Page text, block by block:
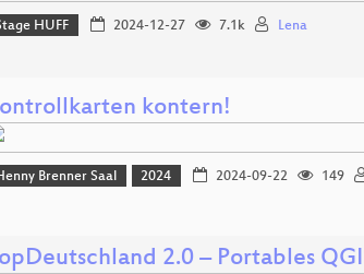
HUFF 2024-12-27 7.1k Lena
kontern!
Brenner Saal 2024 2024-09-22 149
2.0 – Portables